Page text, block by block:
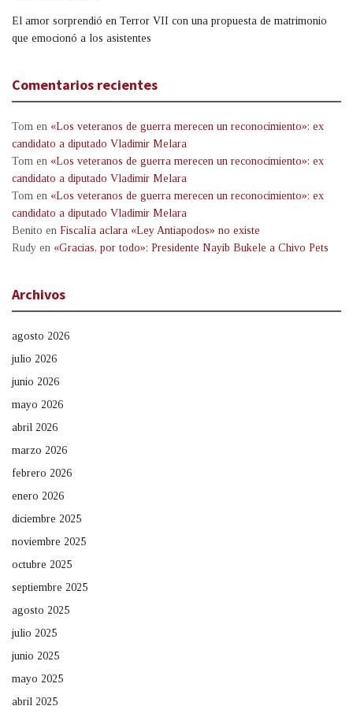
El amor sorprendió en Terror VII con una propuesta de matrimonio
que emocionó a los asistentes
Comentarios recientes
Tom en «Los veteranos de guerra merecen un reconocimiento»: ex
candidato a diputado Vladimir Melara
Tom en «Los veteranos de guerra merecen un reconocimiento»: ex
candidato a diputado Vladimir Melara
Tom en «Los veteranos de guerra merecen un reconocimiento»: ex
candidato a diputado Vladimir Melara
Benito en Fiscalía aclara «Ley Antiapodos» no existe
Rudy en «Gracias, por todo»: Presidente Nayib Bukele a Chivo Pets
Archivos
agosto 2026
julio 2026
junio 2026
mayo 2026
abril 2026
marzo 2026
febrero 2026
enero 2026
diciembre 2025
noviembre 2025
octubre 2025
septiembre 2025
agosto 2025
julio 2025
junio 2025
mayo 2025
abril 2025